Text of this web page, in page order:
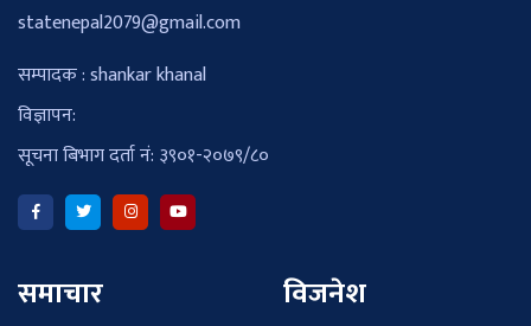
statenepal2079@gmail.com
सम्पादक : shankar khanal
विज्ञापन:
सूचना बिभाग दर्ता नं: ३९०१-२०७९/८०
समाचार विजनेश